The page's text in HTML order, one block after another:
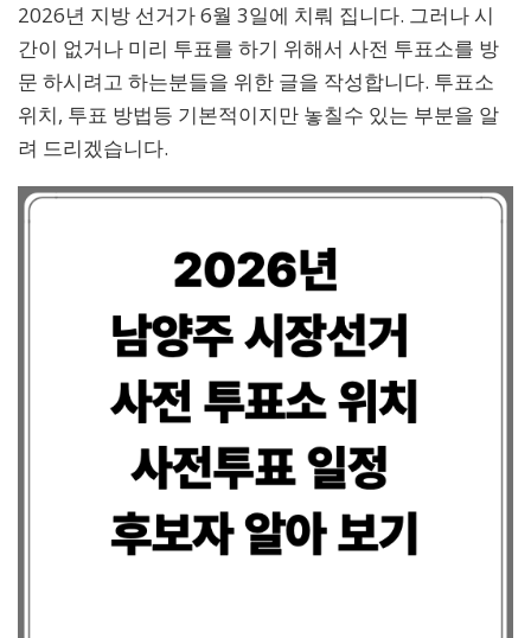
2026년 지방 선거가 6월 3일에 치뤄 집니다. 그러나 시
간이 없거나 미리 투표를 하기 위해서 사전 투표소를 방
문 하시려고 하는분들을 위한 글을 작성합니다. 투표소
위치, 투표 방법등 기본적이지만 놓칠수 있는 부분을 알
려 드리겠습니다.